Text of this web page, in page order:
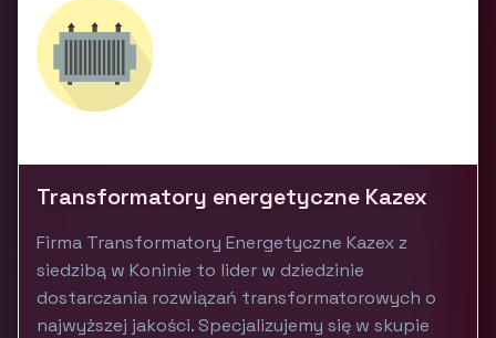
Transformatory energetyczne Kazex
Firma Transformatory Energetyczne Kazex z
siedzibą w Koninie to lider w dziedzinie
dostarczania rozwiązań transformatorowych o
najwyższej jakości. Specjalizujemy się w skupie